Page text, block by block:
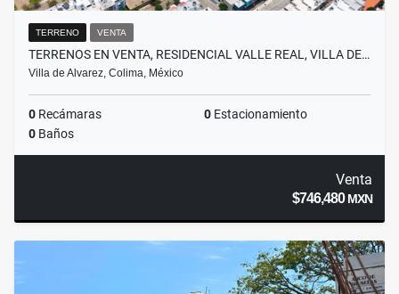
TERRENO VENTA
TERRENOS EN VENTA, RESIDENCIAL VALLE REAL, VILLA DE…
Villa de Alvarez, Colima, México
0 Recámaras 0 Estacionamiento
0 Baños
Venta
$746,480MXN